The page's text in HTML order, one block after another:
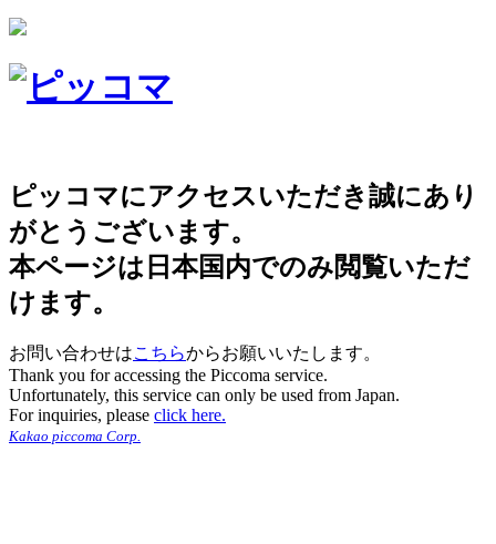
ピッコマにアクセスいただき誠にあり
がとうございます。
本ページは日本国内でのみ閲覧いただ
けます。
お問い合わせはこちらからお願いいたします。
Thank you for accessing the Piccoma service.
Unfortunately, this service can only be used from Japan.
For inquiries, please click here.
Kakao piccoma Corp.